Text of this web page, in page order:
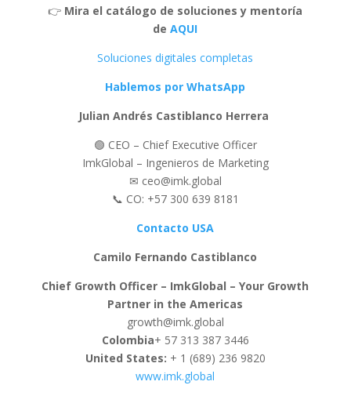
👉 Mira el catálogo de soluciones y mentoría
de AQUI
Soluciones digitales completas
Hablemos por WhatsApp
Julian Andrés Castiblanco Herrera
🟢 CEO – Chief Executive Officer
ImkGlobal – Ingenieros de Marketing
✉ ceo@imk.global
📞 CO: +57 300 639 8181
Contacto USA
Camilo Fernando Castiblanco
Chief Growth Officer – ImkGlobal – Your Growth
Partner in the Americas
growth@imk.global
Colombia+ 57 313 387 3446
United States: + 1 (689) 236 9820
www.imk.global